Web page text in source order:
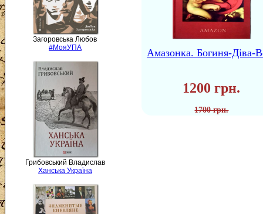
Загоровська Любов
#МояУПА
Грибовський Владислав
Ханська Україна
Амазонка. Богиня-Діва-
1200 грн.
1700 грн.